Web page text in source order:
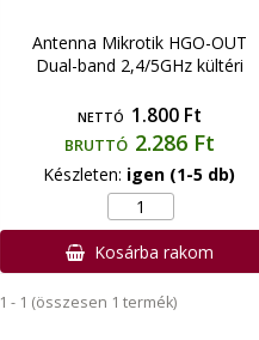
Antenna Mikrotik HGO-OUT
Dual-band 2,4/5GHz kültéri
NETTÓ 1.800 Ft
BRUTTÓ 2.286 Ft
Készleten: igen (1-5 db)
Kosárba rakom
1 - 1 (összesen 1 termék)